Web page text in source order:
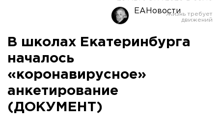
ЕАНовости
В школах Екатеринбурга
началось
«коронавирусное»
анкетирование
(ДОКУМЕНТ)